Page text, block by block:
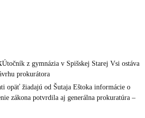
Útočník z gymnázia v Spišskej Starej Vsi ostáva
prokurátora
opäť žiadajú od Šutaja Eštoka informácie o
zákona potvrdila aj generálna prokuratúra –